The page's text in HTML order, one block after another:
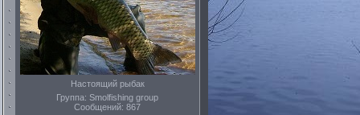
Настоящий рыбак
Группа: Smolfishing group
Сообщений: 867